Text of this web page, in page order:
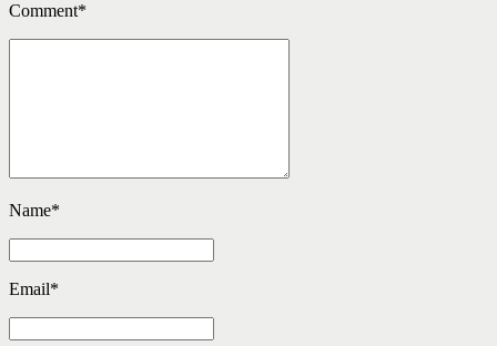
Comment*
Name*
Email*